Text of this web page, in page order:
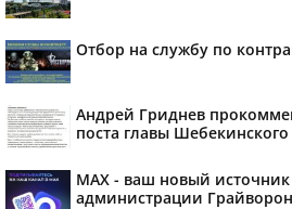
Отбор на службу по
Андрей Гриднев
поста главы Шебекинского
MAX - ваш новый
администрации